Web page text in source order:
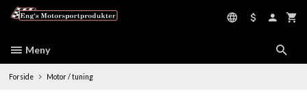
Meny
Forside Motor / tuning